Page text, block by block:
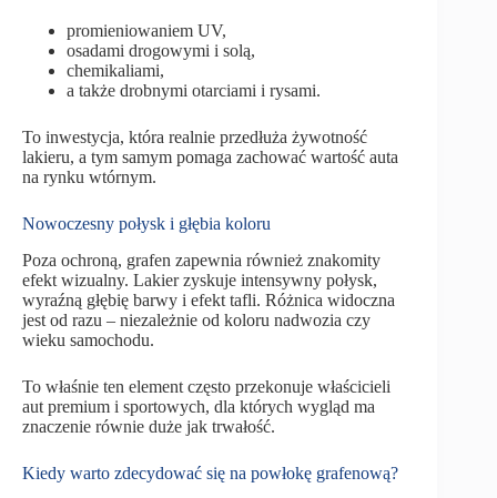
promieniowaniem UV,
osadami drogowymi i solą,
chemikaliami,
a także drobnymi otarciami i rysami.
To inwestycja, która realnie przedłuża żywotność
lakieru, a tym samym pomaga zachować wartość auta
na rynku wtórnym.
Nowoczesny połysk i głębia koloru
Poza ochroną, grafen zapewnia również znakomity
efekt wizualny. Lakier zyskuje intensywny połysk,
wyraźną głębię barwy i efekt tafli. Różnica widoczna
jest od razu – niezależnie od koloru nadwozia czy
wieku samochodu.
To właśnie ten element często przekonuje właścicieli
aut premium i sportowych, dla których wygląd ma
znaczenie równie duże jak trwałość.
Kiedy warto zdecydować się na powłokę grafenową?